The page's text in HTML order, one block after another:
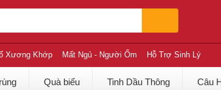
Xương Khớp Mất Ngủ - Người Ốm Hỗ Trợ Sinh Lý
Quà biếu Tinh Dầu Thông Câu